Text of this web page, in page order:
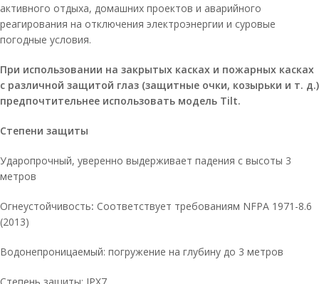
активного отдыха, домашних проектов и аварийного
реагирования на отключения электроэнергии и суровые
погодные условия.
При использовании на закрытых касках и пожарных касках
с различной защитой глаз (защитные очки, козырьки и т. д.)
предпочтительнее использовать модель Tilt.
Степени защиты
Ударопрочный, уверенно выдерживает падения с высоты 3
метров
Огнеустойчивость: Соответствует требованиям NFPA 1971-8.6
(2013)
Водонепроницаемый: погружение на глубину до 3 метров